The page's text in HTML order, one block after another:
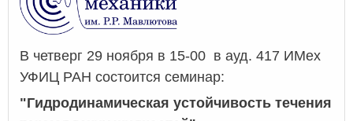
В четверг 29 ноября в 15-00 в ауд. 417 ИМех
УФИЦ РАН состоится семинар:
"Гидродинамическая устойчивость течения